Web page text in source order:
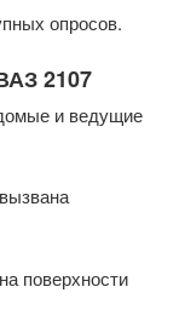
опросов.
2107
и ведущие
поверхности